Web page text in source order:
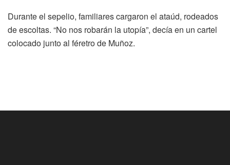
Durante el sepelio, familiares cargaron el ataúd, rodeados
de escoltas. “No nos robarán la utopía”, decía en un cartel
colocado junto al féretro de Muñoz.